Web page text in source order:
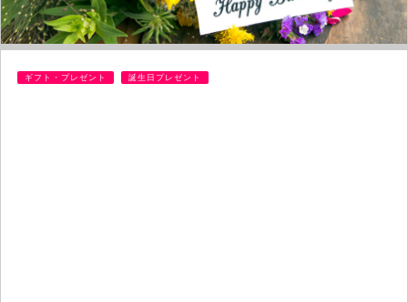
ギフト・プレゼント 誕生日プレゼント